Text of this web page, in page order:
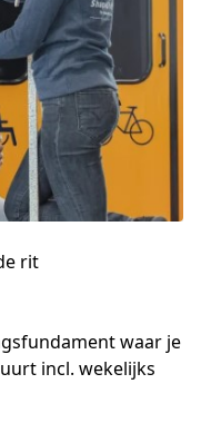
rit
waar je
incl. wekelijks